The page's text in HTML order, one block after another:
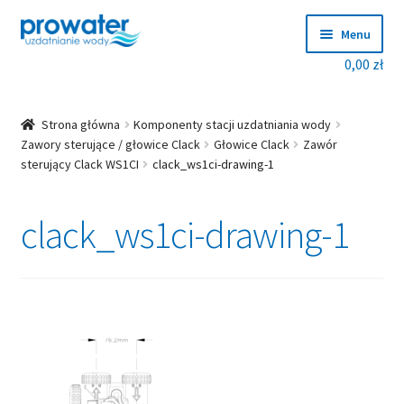
Przejdź
do
Przejdź
do
Menu
Rozwiń
Producenci
Dobierz zmiękczacz!
Blog
0,00 zł
Strona główna
Komponenty stacji uzdatniania wody
Zawory sterujące / głowice Clack
Głowice Clack
Zawór
sterujący Clack WS1CI
clack_ws1ci-drawing-1
clack_ws1ci-drawing-1